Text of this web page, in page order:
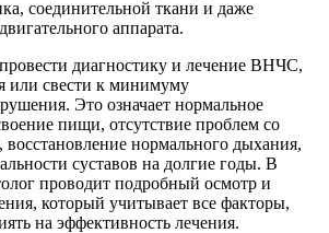
соединительной ткани и даже
аппарата.
диагностику и лечение ВНЧС,
или свести к минимуму
Это означает нормальное
пищи, отсутствие проблем со
восстановление нормального дыхания,
суставов на долгие годы. В
проводит подробный осмотр и
который учитывает все факторы,
на эффективность лечения.